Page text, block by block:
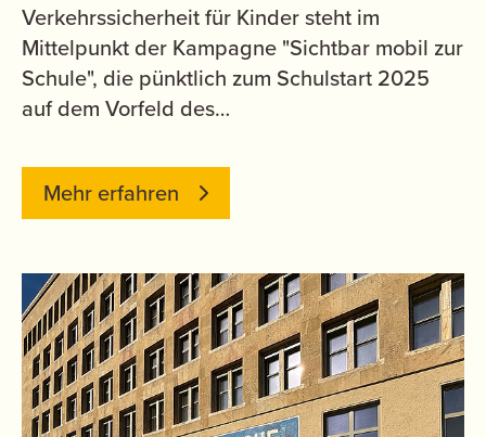
Verkehrssicherheit für Kinder steht im
Mittelpunkt der Kampagne "Sichtbar mobil zur
Schule", die pünktlich zum Schulstart 2025
auf dem Vorfeld des…
Mehr erfahren